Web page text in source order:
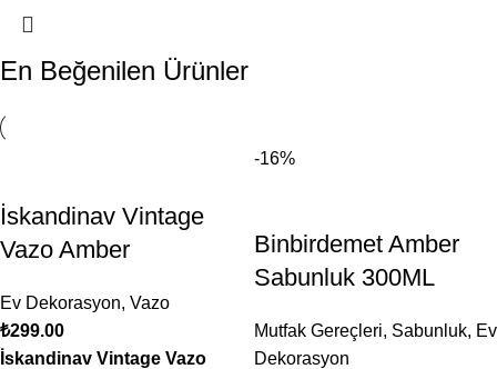
En Beğenilen Ürünler
İskandinav Vintage
Vazo Amber
Ev Dekorasyon, Vazo
₺299.00
İskandinav Vintage Vazo
-16%
Binbirdemet Amber
Sabunluk 300ML
Mutfak Gereçleri, Sabunluk, Ev
Dekorasyon